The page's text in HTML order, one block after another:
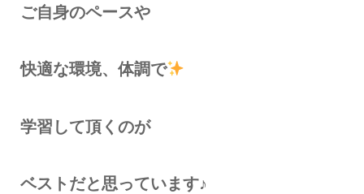
ご自身のペースや
快適な環境、体調で
学習して頂くのが
ベストだと思っています♪